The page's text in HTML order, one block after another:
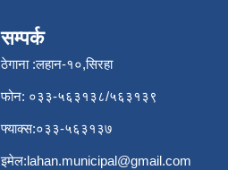
सम्पर्क
ठेगाना :लहान-१०,सिरहा
फोन: ०३३-५६३१३८/५६३१३९
फ्याक्स:०३३-५६३१३७
इमेल:lahan.municipal@gmail.com